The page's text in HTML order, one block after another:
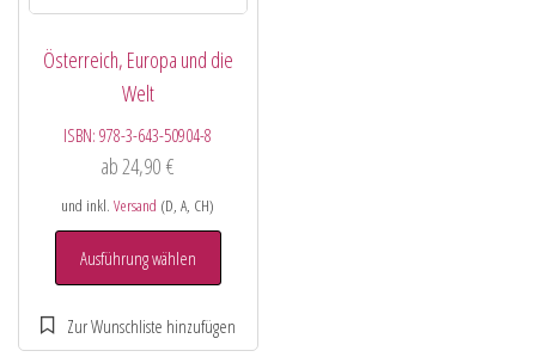
Österreich, Europa und die
Welt
ISBN:978-3-643-50904-8
ab 24,90€
und inkl.Versand (D, A, CH)
Ausführung wählen